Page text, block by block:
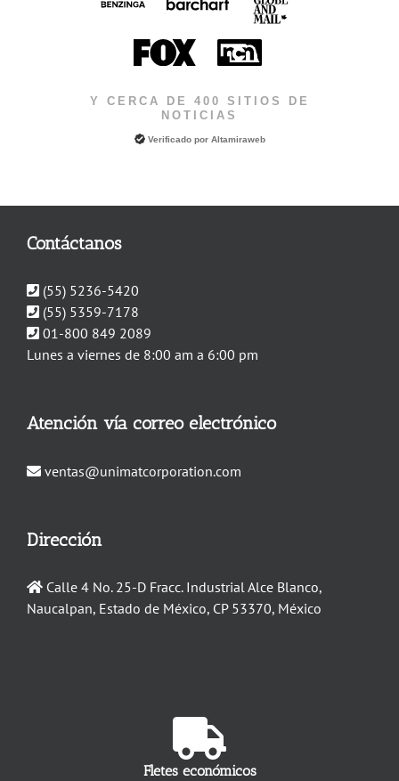
Y CERCA DE 400 SITIOS DE
NOTICIAS
Verificado por Altamiraweb
Contáctanos
(55) 5236-5420
(55) 5359-7178
01-800 849 2089
Lunes a viernes de 8:00 am a 6:00 pm
Atención vía correo electrónico
ventas@unimatcorporation.com
Dirección
Calle 4 No. 25-D Fracc. Industrial Alce Blanco,
Naucalpan, Estado de México, CP 53370, México
Fletes económicos